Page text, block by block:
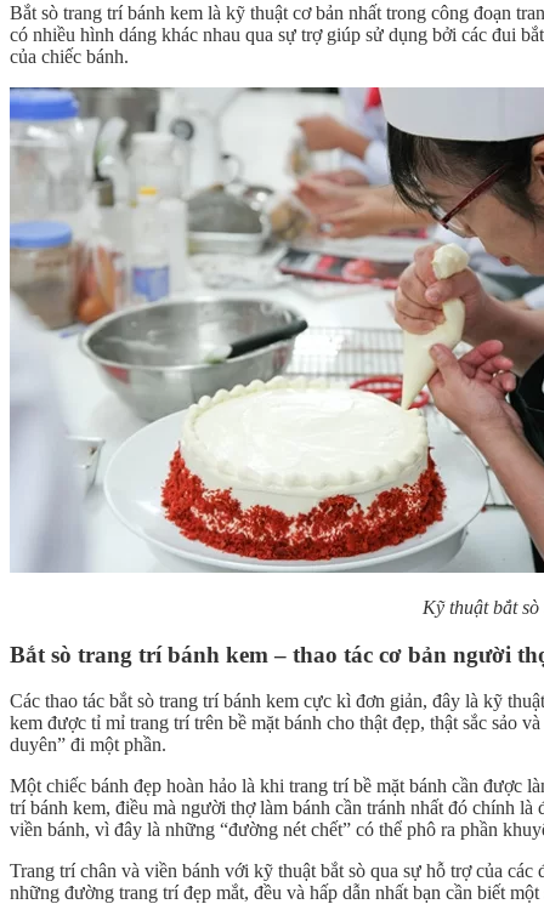
Bắt sò trang trí bánh kem là kỹ thuật cơ bản nhất trong công đoạn
có nhiều hình dáng khác nhau qua sự trợ giúp sử dụng bởi các đui
của chiếc bánh.
Kỹ thuật bắt
Bắt sò trang trí bánh kem – thao tác cơ bản người
Các thao tác bắt sò trang trí bánh kem cực kì đơn giản, đây là kỹ
kem được tỉ mỉ trang trí trên bề mặt bánh cho thật đẹp, thật sắc sảo
duyên” đi một phần.
Một chiếc bánh đẹp hoàn hảo là khi trang trí bề mặt bánh cần được
trí bánh kem, điều mà người thợ làm bánh cần tránh nhất đó chính
viền bánh, vì đây là những “đường nét chết” có thể phô ra phần
Trang trí chân và viền bánh với kỹ thuật bắt sò qua sự hỗ trợ của
những đường trang trí đẹp mắt, đều và hấp dẫn nhất bạn cần biết